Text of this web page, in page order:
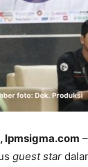
lpmsigma.com –
guest star